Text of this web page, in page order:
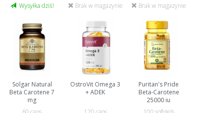
Wysyłka dziś! Brak w magazynie Brak w magazynie
Solgar Natural
Beta Carotene 7
mg
OstroVit Omega 3
+ ADEK
Puritan's Pride
Beta-Carotene
25000 iu